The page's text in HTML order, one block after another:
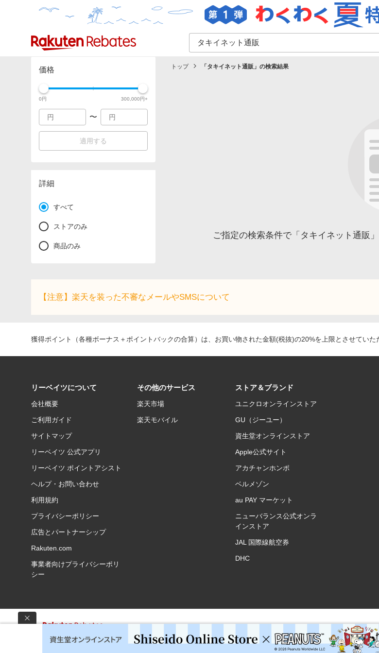
カテゴリー一覧 イベント一覧 ショッピング
価格
0円 300,000円+
〜
適用する
詳細
すべて
ストアのみ
商品のみ
トップ 「 タキイネット通販 」の検索結果
ご指定の検索条件で「タキイネット通販
【注意】楽天を装った不審なメールやSMSについて
獲得ポイント（各種ボーナス＋ポイントバックの合算）は、お買い物された金額(税抜)の20%を上限とさせてい
リーベイツについて
会社概要
ご利用ガイド
サイトマップ
リーベイツ 公式アプリ
リーベイツ ポイントアシスト
ヘルプ・お問い合わせ
利用規約
プライバシーポリシー
広告とパートナーシップ
Rakuten.com
事業者向けプライバシーポリ
シー
その他のサービス
楽天市場
楽天モバイル
ストア＆ブランド
ユニクロオンラインストア
GU（ジーユー）
資生堂オンラインストア
Apple公式サイト
アカチャンホンポ
ベルメゾン
au PAY マーケット
ニューバランス公式オンラ
インストア
JAL 国際線航空券
DHC